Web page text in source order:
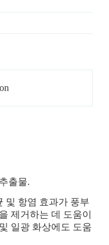
출물.
및 항염 효과가 풍부
제거하는 데 도움이
일광 화상에도 도움